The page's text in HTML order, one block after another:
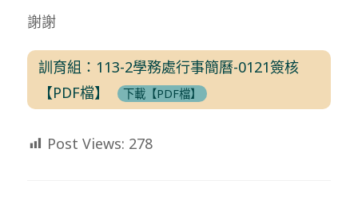
謝謝
訓育組：113-2學務處行事簡曆-0121簽核
【PDF檔】
下載【PDF檔】
Post Views: 278